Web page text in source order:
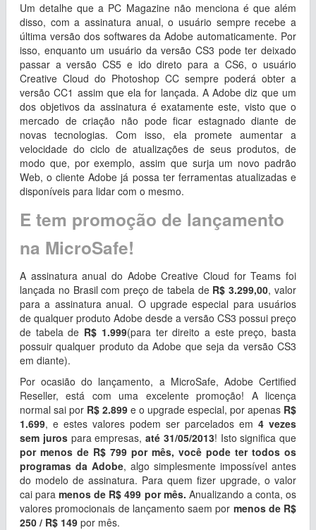
Um detalhe que a PC Magazine não menciona é que além
disso, com a assinatura anual, o usuário sempre recebe a
última versão dos softwares da Adobe automaticamente. Por
isso, enquanto um usuário da versão CS3 pode ter deixado
passar a versão CS5 e ido direto para a CS6, o usuário
Creative Cloud do Photoshop CC sempre poderá obter a
versão CC1 assim que ela for lançada. A Adobe diz que um
dos objetivos da assinatura é exatamente este, visto que o
mercado de criação não pode ficar estagnado diante de
novas tecnologias. Com isso, ela promete aumentar a
velocidade do ciclo de atualizações de seus produtos, de
modo que, por exemplo, assim que surja um novo padrão
Web, o cliente Adobe já possa ter ferramentas atualizadas e
disponíveis para lidar com o mesmo.
E tem promoção de lançamento
na MicroSafe!
A assinatura anual do Adobe Creative Cloud for Teams foi
lançada no Brasil com preço de tabela de R$ 3.299,00, valor
para a assinatura anual. O upgrade especial para usuários
de qualquer produto Adobe desde a versão CS3 possui preço
de tabela de R$ 1.999(para ter direito a este preço, basta
possuir qualquer produto da Adobe que seja da versão CS3
em diante).
Por ocasião do lançamento, a MicroSafe, Adobe Certified
Reseller, está com uma excelente promoção! A licença
normal sai por R$ 2.899 e o upgrade especial, por apenas R$
1.699, e estes valores podem ser parcelados em 4 vezes
sem jurospara empresas, até 31/05/2013! Isto significa que
por menos de R$ 799 por mês, você pode ter todos os
programas da Adobe, algo simplesmente impossível antes
do modelo de assinatura. Para quem fizer upgrade, o valor
cai paramenos de R$ 499 por mês. Anualizando a conta, os
valores promocionais de lançamento saem por menos de R$
250 / R$ 149 por mês.